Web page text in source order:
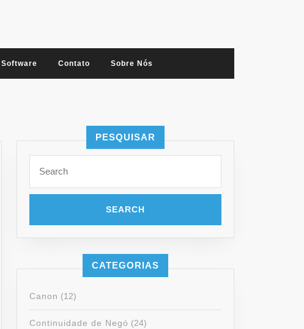
Software Contato Sobre Nós
PESQUISAR
for:
CATEGORIAS
Canon (12)
Continuidade de Negó (24)